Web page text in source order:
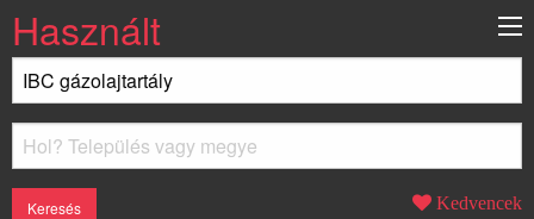
Használt
Kedvencek